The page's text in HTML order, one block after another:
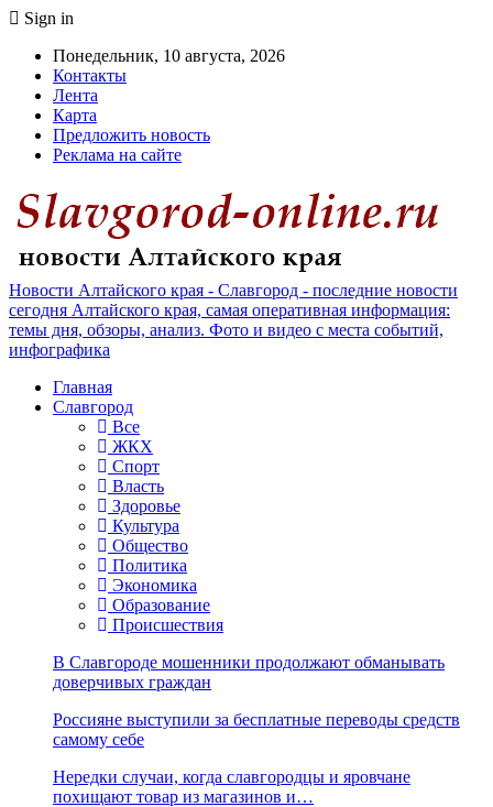
Sign in
Понедельник, 10 августа, 2026
Контакты
Лента
Карта
Предложить новость
Реклама на сайте
Новости Алтайского края - Славгород - последние новости
сегодня Алтайского края, самая оперативная информация:
темы дня, обзоры, анализ. Фото и видео с места событий,
инфографика
Главная
Славгород
Все
ЖКХ
Спорт
Власть
Здоровье
Культура
Общество
Политика
Экономика
Образование
Происшествия
В Славгороде мошенники продолжают обманывать
доверчивых граждан
Россияне выступили за бесплатные переводы средств
самому себе
Нередки случаи, когда славгородцы и яровчане
похищают товар из магазинов и…